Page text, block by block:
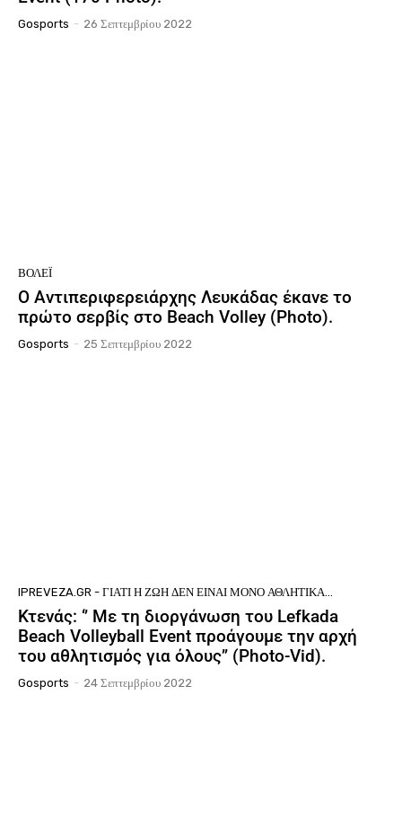
Gosports - 26 Σεπτεμβρίου 2022
ΒΌΛΕΪ
Ο Αντιπεριφερειάρχης Λευκάδας έκανε το
πρώτο σερβίς στο Beach Volley (Photo).
Gosports - 25 Σεπτεμβρίου 2022
IPREVEZA.GR - ΓΙΑΤΊ Η ΖΩΉ ΔΕΝ ΕΊΝΑΙ ΜΌΝΟ ΑΘΛΗΤΙΚΆ...
Κτενάς: ‘’ Με τη διοργάνωση του Lefkada
Beach Volleyball Event προάγουμε την αρχή
του αθλητισμός για όλους’’ (Photo-Vid).
Gosports - 24 Σεπτεμβρίου 2022